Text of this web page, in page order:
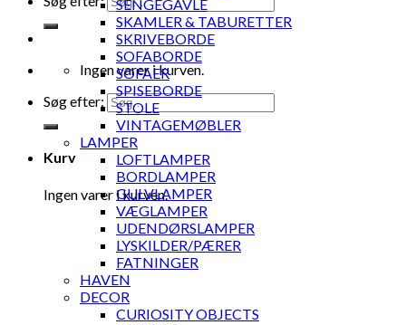
Ingen varer i kurven.
Søg efter:
Kurv
Ingen varer i kurven.
SENGEGAVLE
SKAMLER & TABURETTER
SKRIVEBORDE
SOFABORDE
SOFAER
SPISEBORDE
STOLE
VINTAGEMØBLER
LAMPER
LOFTLAMPER
BORDLAMPER
GULVLAMPER
VÆGLAMPER
UDENDØRSLAMPER
LYSKILDER/PÆRER
FATNINGER
HAVEN
DECOR
CURIOSITY OBJECTS